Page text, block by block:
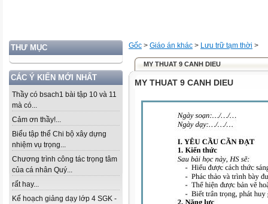
THƯ MỤC
CÁC Ý KIẾN MỚI NHẤT
Thầy có bsach1 bài tập 10 và 11
mà có...
Cảm ơn thầy!...
Biểu tập thể Chi bộ xây dựng
nhiệm vụ trọng...
Chương trình công tác trọng tâm
của cá nhân Quý...
rất hay...
Kế hoạch giảng dạy lớp 4 SGK -
Gốc > Giáo án khác > Lưu trữ tạm thời >
MY THUAT 9 CANH DIEU
MY THUAT 9 CANH DIEU